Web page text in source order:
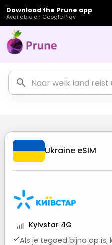
Download the Prune app
Available on Google Play
Ukraine eSIM
Kyivstar 4G
Als je tegoed bijna op is,